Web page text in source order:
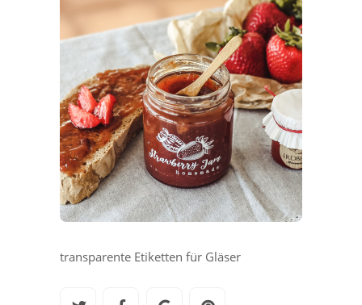
transparente Etiketten für Gläser